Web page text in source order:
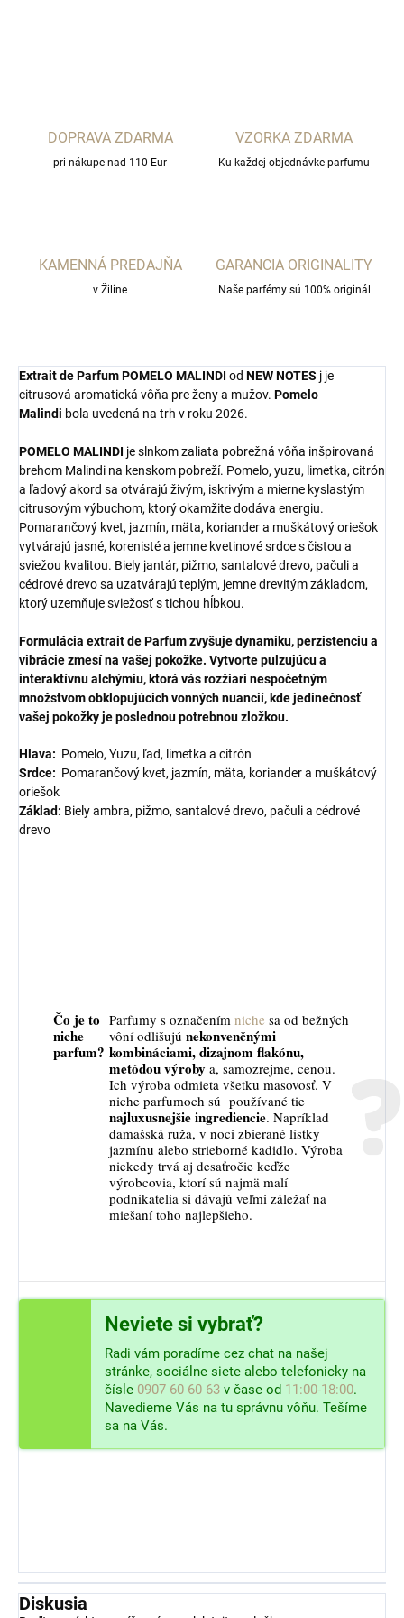
DOPRAVA ZDARMA
pri nákupe nad 110 Eur
VZORKA ZDARMA
Ku každej objednávke parfumu
KAMENNÁ PREDAJŇA
v Žiline
GARANCIA ORIGINALITY
Naše parfémy sú 100% originál
Extrait de ParfumPOMELO MALINDI od NEW NOTES j je
citrusová aromatická vôňa pre ženy a mužov. Pomelo
Malindi bola uvedená na trh v roku 2026.
POMELO MALINDI je slnkom zaliata pobrežná vôňa inšpirovaná
brehom Malindi na kenskom pobreží. Pomelo, yuzu, limetka, citrón
a ľadový akord sa otvárajú živým, iskrivým a mierne kyslastým
citrusovým výbuchom, ktorý okamžite dodáva energiu.
Pomarančový kvet, jazmín, mäta, koriander a muškátový oriešok
vytvárajú jasné, korenisté a jemne kvetinové srdce s čistou a
sviežou kvalitou. Biely jantár, pižmo, santalové drevo, pačuli a
cédrové drevo sa uzatvárajú teplým, jemne drevitým základom,
ktorý uzemňuje sviežosť s tichou hĺbkou.
Formulácia extrait de Parfum zvyšuje dynamiku, perzistenciu a
vibrácie zmesí na vašej pokožke. Vytvorte pulzujúcu a
interaktívnu alchýmiu, ktorá vás rozžiari nespočetným
množstvom obklopujúcich vonných nuancií, kde jedinečnosť
vašej pokožky je poslednou potrebnou zložkou.
Hlava: Pomelo, Yuzu, ľad, limetka a citrón
Srdce: Pomarančový kvet, jazmín, mäta, koriander a muškátový
oriešok
Základ: Biely ambra, pižmo, santalové drevo, pačuli a cédrové
drevo
Čo je to
niche
parfum?
Parfumy s označením niche sa od bežných
vôní odlišujú nekonvenčnými
kombináciami, dizajnom flakónu,
metódou výroby a, samozrejme, cenou.
Ich výroba odmieta všetku masovosť. V
niche parfumoch sú používané tie
najluxusnejšie ingrediencie. Napríklad
damašská ruža, v noci zbierané lístky
jazmínu alebo strieborné kadidlo. Výroba
niekedy trvá aj desaťročie keďže
výrobcovia, ktorí sú najmä malí
podnikatelia si dávajú veľmi záležať na
miešaní toho najlepšieho.
Neviete si vybrať?
Radi vám poradíme cez chat na našej
stránke, sociálne siete alebo telefonicky na
čísle 0907 60 60 63 v čase od 11:00-18:00.
Navedieme Vás na tu správnu vôňu. Tešíme
sa na Vás.
Diskusia